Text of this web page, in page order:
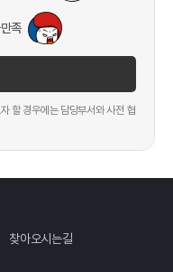
족
할 경우에는 담당부서와 사전 협
찾아오시는길